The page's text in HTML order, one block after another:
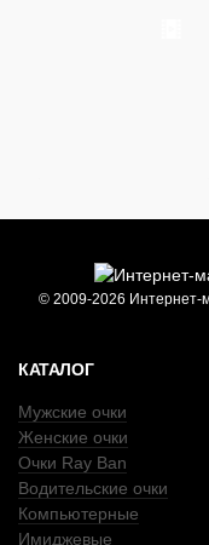
© 2009-2026 Интернет-
КАТАЛОГ
Мужские очки
Женские очки
Очки Ray Ban
Водительские очки
Компьютерные
Имиджевые